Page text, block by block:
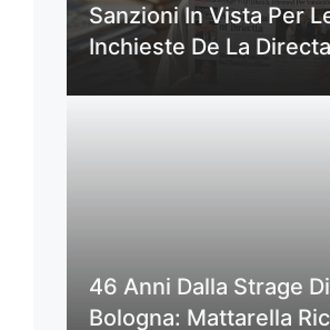
Sanzioni In Vista Per
Inchieste De La Directa
46 Anni Dalla Strage Di
Bologna: Mattarella